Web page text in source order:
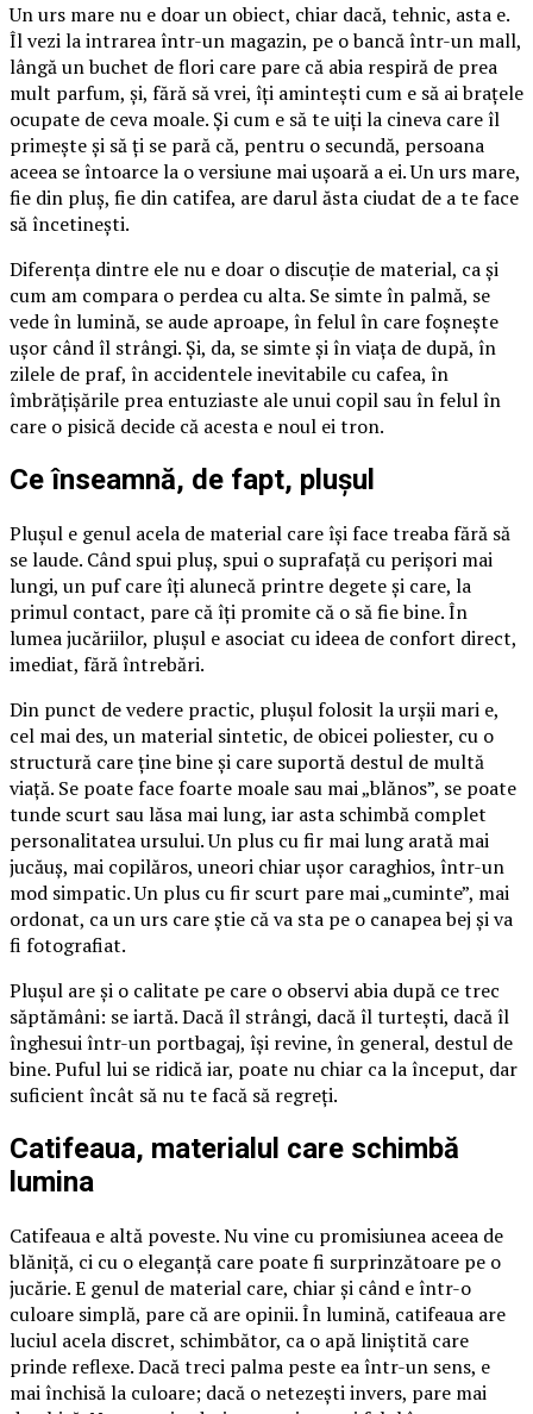
Un urs mare nu e doar un obiect, chiar dacă, tehnic, asta e.
Îl vezi la intrarea într-un magazin, pe o bancă într-un mall,
lângă un buchet de flori care pare că abia respiră de prea
mult parfum, și, fără să vrei, îți amintești cum e să ai brațele
ocupate de ceva moale. Și cum e să te uiți la cineva care îl
primește și să ți se pară că, pentru o secundă, persoana
aceea se întoarce la o versiune mai ușoară a ei. Un urs mare,
fie din pluș, fie din catifea, are darul ăsta ciudat de a te face
să încetinești.
Diferența dintre ele nu e doar o discuție de material, ca și
cum am compara o perdea cu alta. Se simte în palmă, se
vede în lumină, se aude aproape, în felul în care foșnește
ușor când îl strângi. Și, da, se simte și în viața de după, în
zilele de praf, în accidentele inevitabile cu cafea, în
îmbrățișările prea entuziaste ale unui copil sau în felul în
care o pisică decide că acesta e noul ei tron.
Ce înseamnă, de fapt, plușul
Plușul e genul acela de material care își face treaba fără să
se laude. Când spui pluș, spui o suprafață cu perișori mai
lungi, un puf care îți alunecă printre degete și care, la
primul contact, pare că îți promite că o să fie bine. În
lumea jucăriilor, plușul e asociat cu ideea de confort direct,
imediat, fără întrebări.
Din punct de vedere practic, plușul folosit la urșii mari e,
cel mai des, un material sintetic, de obicei poliester, cu o
structură care ține bine și care suportă destul de multă
viață. Se poate face foarte moale sau mai „blănos”, se poate
tunde scurt sau lăsa mai lung, iar asta schimbă complet
personalitatea ursului. Un plus cu fir mai lung arată mai
jucăuș, mai copilăros, uneori chiar ușor caraghios, într-un
mod simpatic. Un plus cu fir scurt pare mai „cuminte”, mai
ordonat, ca un urs care știe că va sta pe o canapea bej și va
fi fotografiat.
Plușul are și o calitate pe care o observi abia după ce trec
săptămâni: se iartă. Dacă îl strângi, dacă îl turtești, dacă îl
înghesui într-un portbagaj, își revine, în general, destul de
bine. Puful lui se ridică iar, poate nu chiar ca la început, dar
suficient încât să nu te facă să regreți.
Catifeaua, materialul care schimbă
lumina
Catifeaua e altă poveste. Nu vine cu promisiunea aceea de
blăniță, ci cu o eleganță care poate fi surprinzătoare pe o
jucărie. E genul de material care, chiar și când e într-o
culoare simplă, pare că are opinii. În lumină, catifeaua are
luciul acela discret, schimbător, ca o apă liniștită care
prinde reflexe. Dacă treci palma peste ea într-un sens, e
mai închisă la culoare; dacă o netezești invers, pare mai